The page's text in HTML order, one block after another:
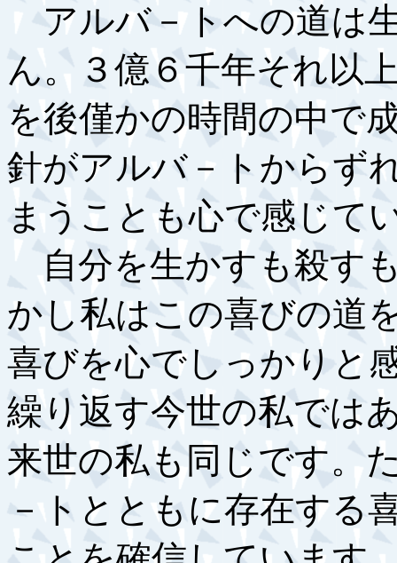
アルバ－トへの道は
ん。３億６千年それ以
を後僅かの時間の中で
針がアルバ－トからず
まうことも心で感じて
自分を生かすも殺す
かし私はこの喜びの道
喜びを心でしっかりと
繰り返す今世の私では
来世の私も同じです。
－トとともに存在する